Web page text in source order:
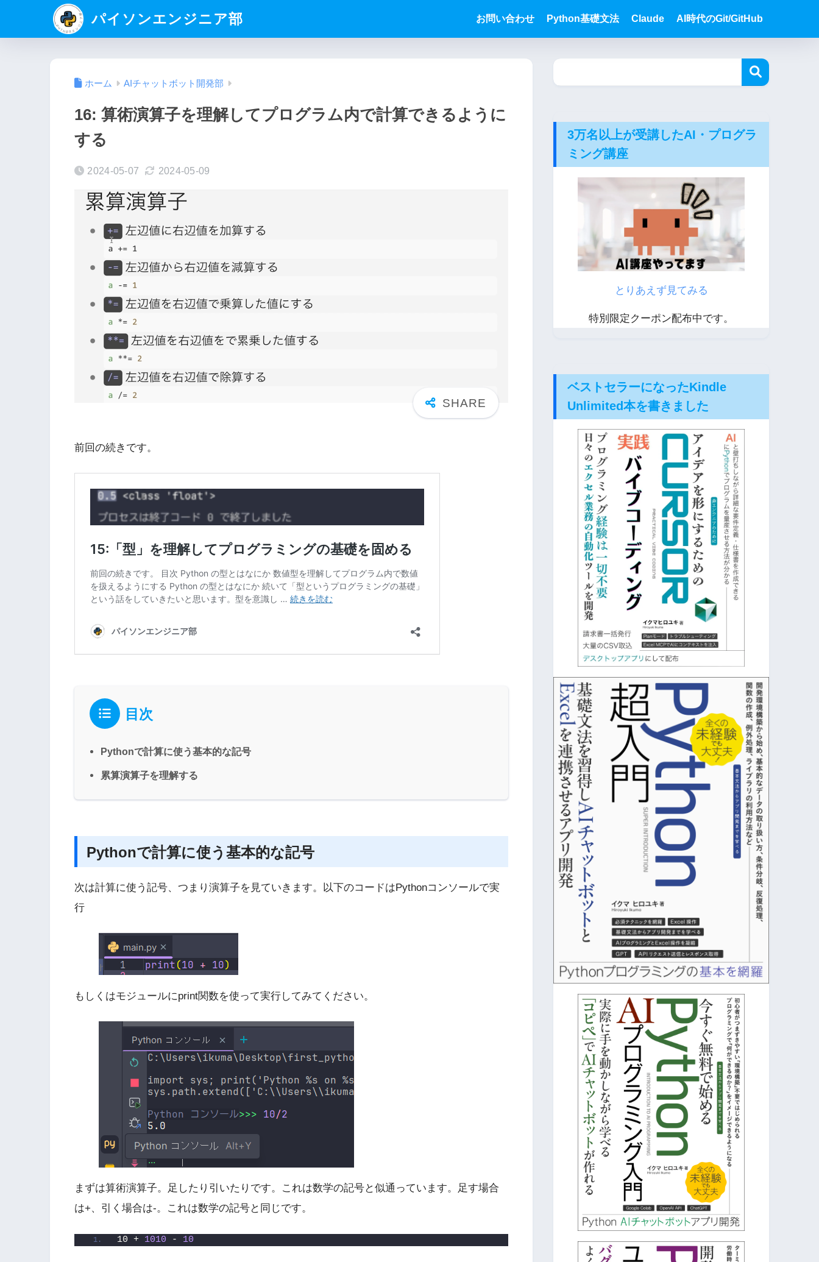
パイソンエンジニア部 お問い合わせ Python基礎文法 Claude AI時代のGit/GitHub
ホーム AIチャットボット開発部
16: 算術演算子を理解してプログラム内で計算できるように
する
2024-05-07 2024-05-09
前回の続きです。
目次
Pythonで計算に使う基本的な記号
累算演算子を理解する
Pythonで計算に使う基本的な記号
次は計算に使う記号、つまり演算子を見ていきます。以下のコードはPythonコンソールで実
行
もしくはモジュールにprint関数を使って実行してみてください。
まずは算術演算子。足したり引いたりです。これは数学の記号と似通っています。足す場合
は+、引く場合は-。これは数学の記号と同じです。
10 + 1010 - 10
3万名以上が受講したAI・プログラ
ミング講座
とりあえず見てみる
特別限定クーポン配布中です。
ベストセラーになったKindle
Unlimited本を書きました